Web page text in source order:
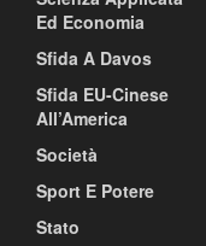
Ed Economia
Sfida A Davos
Sfida EU-Cinese
All’America
Società
Sport E Potere
Stato